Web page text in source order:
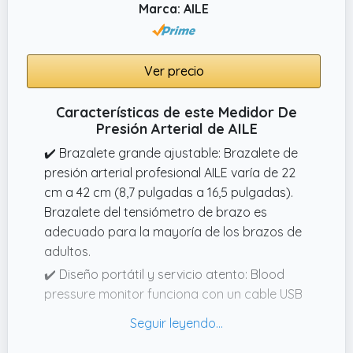
Marca: AILE
Ver precio
Características de este Medidor De
Presión Arterial de AILE
✔️ Brazalete grande ajustable: Brazalete de
presión arterial profesional AILE varía de 22
cm a 42 cm (8,7 pulgadas a 16,5 pulgadas).
Brazalete del tensiómetro de brazo es
adecuado para la mayoría de los brazos de
adultos.
✔️ Diseño portátil y servicio atento: Blood
pressure monitor funciona con un cable USB
incluidas).Aparatos para medir tension